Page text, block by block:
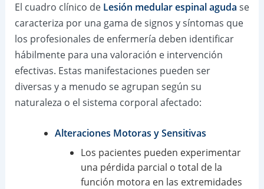
El cuadro clínico de Lesión medular espinal aguda se
caracteriza por una gama de signos y síntomas que
los profesionales de enfermería deben identificar
hábilmente para una valoración e intervención
efectivas. Estas manifestaciones pueden ser
diversas y a menudo se agrupan según su
naturaleza o el sistema corporal afectado:
Alteraciones Motoras y Sensitivas
Los pacientes pueden experimentar
una pérdida parcial o total de la
función motora en las extremidades